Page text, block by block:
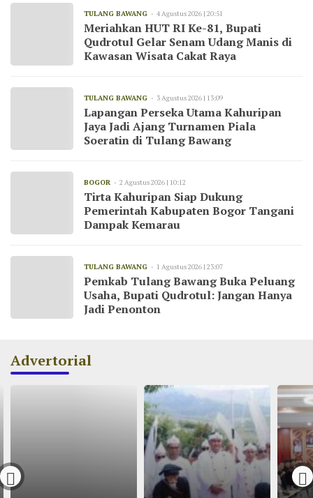
TULANG BAWANG 4 Agustus 2026 | 20:51
Meriahkan HUT RI Ke-81, Bupati
Qudrotul Gelar Senam Udang Manis di
Kawasan Wisata Cakat Raya
TULANG BAWANG 3 Agustus 2026 | 13:09
Lapangan Perseka Utama Kahuripan
Jaya Jadi Ajang Turnamen Piala
Soeratin di Tulang Bawang
BOGOR 2 Agustus 2026 | 10:12
Tirta Kahuripan Siap Dukung
Pemerintah Kabupaten Bogor Tangani
Dampak Kemarau
TULANG BAWANG 1 Agustus 2026 | 23:07
Pemkab Tulang Bawang Buka Peluang
Usaha, Bupati Qudrotul: Jangan Hanya
Jadi Penonton
Advertorial